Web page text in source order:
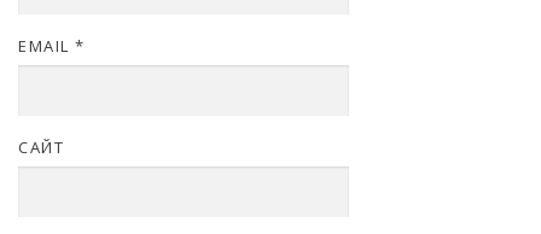
EMAIL *
САЙТ